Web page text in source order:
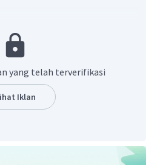
B.
yang telah terverifikasi
Iklan